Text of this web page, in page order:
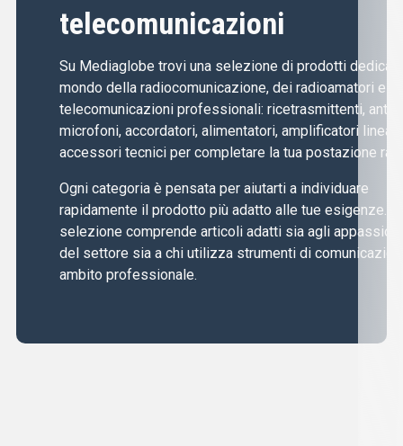
telecomunicazioni
Su Mediaglobe trovi una selezione di prodotti dedicati
mondo della radiocomunicazione, dei radioamatori e
telecomunicazioni professionali: ricetrasmittenti,
microfoni, accordatori, alimentatori, amplificatori
accessori tecnici per completare la tua postazione
Ogni categoria è pensata per aiutarti a individuare
rapidamente il prodotto più adatto alle tue esigenze.
selezione comprende articoli adatti sia agli
del settore sia a chi utilizza strumenti di
ambito professionale.